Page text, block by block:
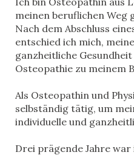
meinen beruflichen Weg
Nach dem Abschluss
entschied ich mich,
ganzheitliche
Osteopathie zu meinem
Als Osteopathin und
selbständig tätig, um
individuelle und
Drei prägende Jahre war